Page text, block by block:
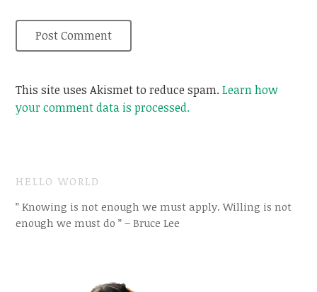
This site uses Akismet to reduce spam.Learn how
your comment data is processed.
HELLO WORLD
” Knowing is not enough we must apply. Willing is not
enough we must do ” – Bruce Lee